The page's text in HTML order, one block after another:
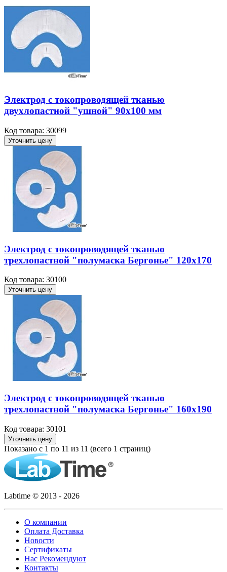
Электрод с токопроводящей тканью
двухлопастной "ушной" 90х100 мм
Код товара: 30099
Уточнить цену
Электрод с токопроводящей тканью
трехлопастной "полумаска Бергонье" 120х170
Код товара: 30100
Уточнить цену
Электрод с токопроводящей тканью
трехлопастной "полумаска Бергонье" 160х190
Код товара: 30101
Уточнить цену
Показано с 1 по 11 из 11 (всего 1 страниц)
Labtime © 2013 - 2026
О компании
Оплата Доставка
Новости
Сертификаты
Нас Рекомендуют
Контакты